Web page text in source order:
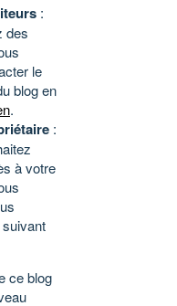
:
des
le
blog en
.
:
à votre
ce blog